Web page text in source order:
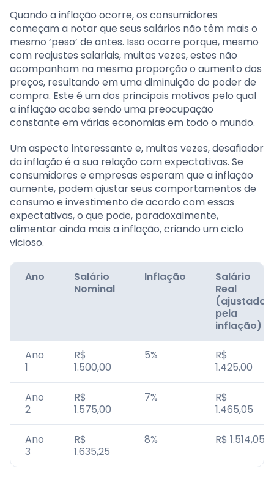
Quando a inflação ocorre, os consumidores
começam a notar que seus salários não têm mais o
mesmo ‘peso’ de antes. Isso ocorre porque, mesmo
com reajustes salariais, muitas vezes, estes não
acompanham na mesma proporção o aumento dos
preços, resultando em uma diminuição do poder de
compra. Este é um dos principais motivos pelo qual
a inflação acaba sendo uma preocupação
constante em várias economias em todo o mundo.
Um aspecto interessante e, muitas vezes, desafiador
da inflação é a sua relação com expectativas. Se
consumidores e empresas esperam que a inflação
aumente, podem ajustar seus comportamentos de
consumo e investimento de acordo com essas
expectativas, o que pode, paradoxalmente,
alimentar ainda mais a inflação, criando um ciclo
vicioso.
Ano
Salário
Nominal
Inflação
Salário
Real
(ajustado
pela
inflação)
Ano
1
R$
1.500,00
5%
R$
1.425,00
Ano
2
R$
1.575,00
7%
R$
1.465,05
Ano
3
R$
1.635,25
8% R$ 1.514,05